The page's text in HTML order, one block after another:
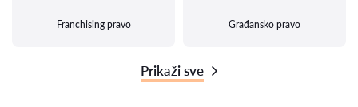
Franchising pravo Građansko pravo
Prikaži sve